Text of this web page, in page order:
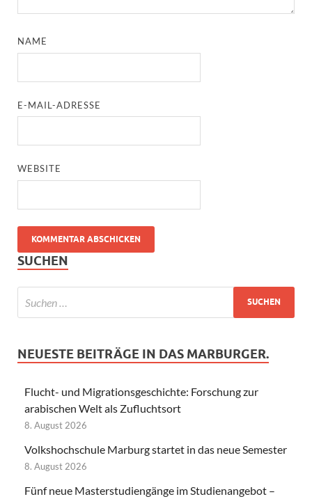
NAME
E-MAIL-ADRESSE
WEBSITE
SUCHEN
NEUESTE BEITRÄGE IN DAS MARBURGER.
Flucht- und Migrationsgeschichte: Forschung zur
arabischen Welt als Zufluchtsort
8. August 2026
Volkshochschule Marburg startet in das neue Semester
8. August 2026
Fünf neue Masterstudiengänge im Studienangebot –